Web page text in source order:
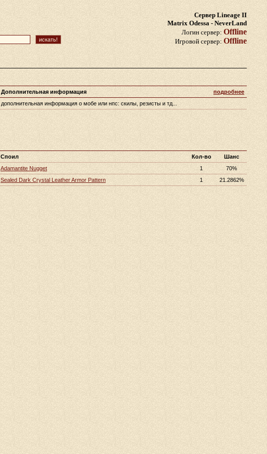
Сервер Lineage II
Matrix Odessa - NeverLand
Логин сервер: Offline
Игровой сервер: Offline
Дополнительная информация
подробнее
дополнительная информация о мобе или нпс: скилы, резисты и тд...
Споил Кол-во
Шанс
Adamantite Nugget
1
70%
Sealed Dark Crystal Leather Armor Pattern
1 21.2862%